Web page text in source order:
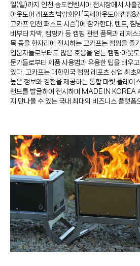
일(일)까지 인천 송도컨벤시아 전시장에서 사흘
아웃도어∙레포츠 박람회인 ‘국제아웃도어캠핑
고카프 인천 퍼스트 시즌’)에 참가한다. 텐트, 침
비부터 차박, 캠핑카 등 캠핑 관련 품목과 레저
목 등을 한자리에 전시하는 고카프는 캠핑을 즐
입문자들로부터도 많은 호응을 얻는 캠핑∙아웃
문가들로부터 제품 사용법과 유용한 팁을 배우
있다. 고카프는 대한민국 캠핑·레포츠 산업 최초
높은 정보와 경험을 제공하는 통합 마켓 플레이
랜드를 발굴하여 전시하며 MADE IN KOREA
지 만나볼 수 있는 국내 최대의 비즈니스 플랫폼